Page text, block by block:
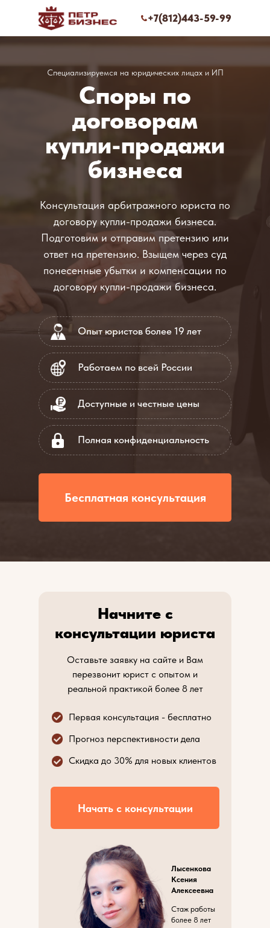
+7(812)443-59-99
Споры по
договорам
купли-продажи
бизнеса
Специализируемся на юридических лицах и ИП
Консультация арбитражного юриста по
договору купли-продажи бизнеса.
Подготовим и отправим претензию или
ответ на претензию. Взыщем через суд
понесенные убытки и компенсации по
договору купли-продажи бизнеса.
Опыт юристов более 19 лет
Работаем по всей России
Доступные и честные цены
Бесплатная консультация
Полная конфиденциальность
Начните с
консультации юриста
Первая консультация - бесплатно
Прогноз перспективности дела
Скидка до 30% для новых клиентов
Оставьте заявку на сайте и Вам
перезвонит юрист с опытом и
реальной практикой более 8 лет
Начать с консультации
Лысенкова
Ксения
Алексеевна
Стаж работы
более 8 лет